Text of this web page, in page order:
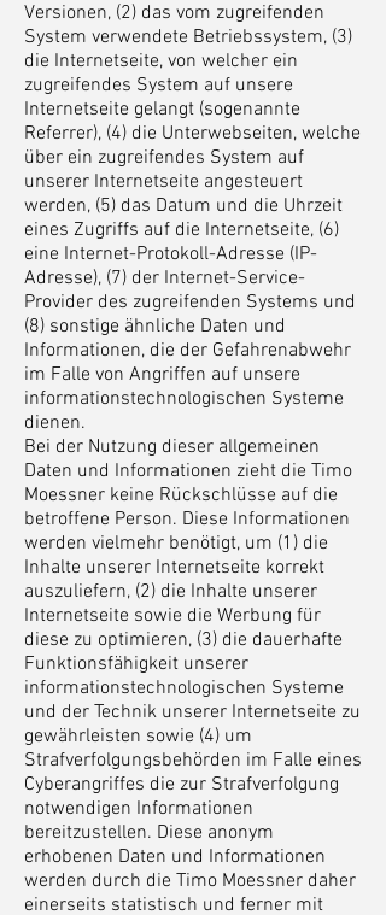
Versionen, (2) das vom zugreifenden
System verwendete Betriebssystem, (3)
die Internetseite, von welcher ein
zugreifendes System auf unsere
Internetseite gelangt (sogenannte
Referrer), (4) die Unterwebseiten, welche
über ein zugreifendes System auf
unserer Internetseite angesteuert
werden, (5) das Datum und die Uhrzeit
eines Zugriffs auf die Internetseite, (6)
eine Internet-Protokoll-Adresse (IP-
Adresse), (7) der Internet-Service-
Provider des zugreifenden Systems und
(8) sonstige ähnliche Daten und
Informationen, die der Gefahrenabwehr
im Falle von Angriffen auf unsere
informationstechnologischen Systeme
dienen.
Bei der Nutzung dieser allgemeinen
Daten und Informationen zieht die Timo
Moessner keine Rückschlüsse auf die
betroffene Person. Diese Informationen
werden vielmehr benötigt, um (1) die
Inhalte unserer Internetseite korrekt
auszuliefern, (2) die Inhalte unserer
Internetseite sowie die Werbung für
diese zu optimieren, (3) die dauerhafte
Funktionsfähigkeit unserer
informationstechnologischen Systeme
und der Technik unserer Internetseite zu
gewährleisten sowie (4) um
Strafverfolgungsbehörden im Falle eines
Cyberangriffes die zur Strafverfolgung
notwendigen Informationen
bereitzustellen. Diese anonym
erhobenen Daten und Informationen
werden durch die Timo Moessner daher
einerseits statistisch und ferner mit